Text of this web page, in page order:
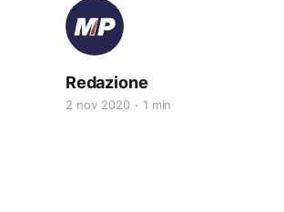
Redazione
2 nov 2020 1 min